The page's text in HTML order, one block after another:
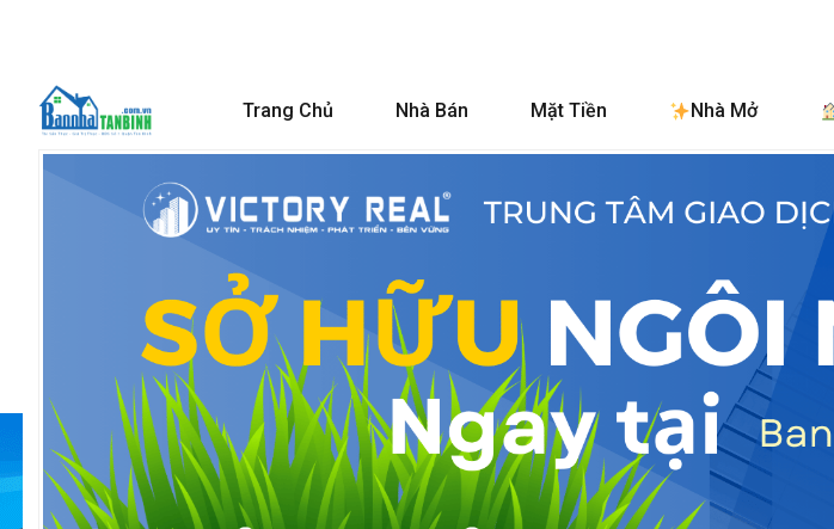
Trang Chủ Nhà Bán Mặt Tiền Nhà Mở